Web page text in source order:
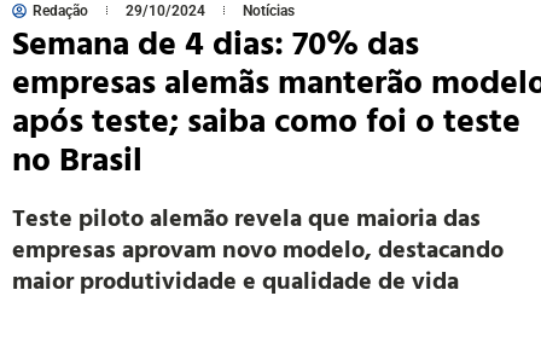
Redação 29/10/2024 Notícias
Semana de 4 dias: 70% das
empresas alemãs manterão
após teste; saiba como foi o teste
no Brasil
Teste piloto alemão revela que maioria das
empresas aprovam novo modelo, destacando
maior produtividade e qualidade de vida